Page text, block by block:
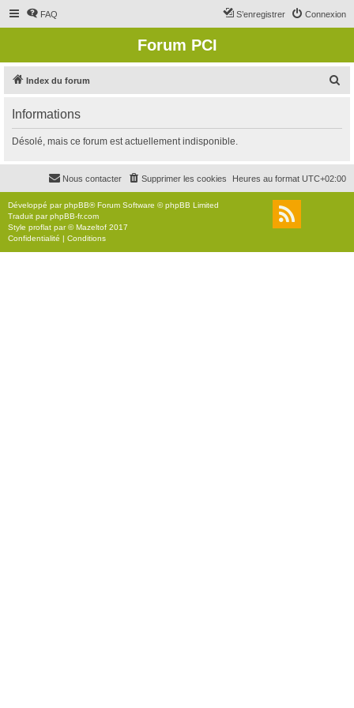
FAQ Connexion
S’enregistrer
Forum PCI
Index du forum
r
c
r
Informations
Désolé, mais ce forum est actuellement indisponible.
Heures au format UTC+02:00
Supprimer les cookies
Nous contacter
Développé parphpBB® Forum Software © phpBB Limited
Traduit parphpBB-fr.com
Style proflat par ©Mazeltof 2017
Confidentialité | Conditions